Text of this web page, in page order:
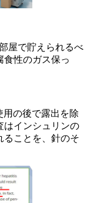
屋で貯えられるべ
食性のガス保っ
の後で露出を除
はインシュリンの
ることを、針のそ